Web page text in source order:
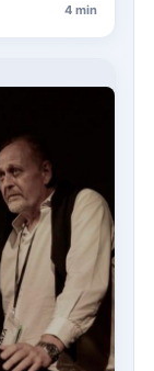
4 min